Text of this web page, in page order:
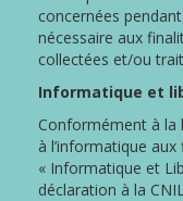
concernées
nécessaire aux
collectées et/ou
Informatique et
Conformément à la
à l’informatique
« Informatique et
déclaration à la